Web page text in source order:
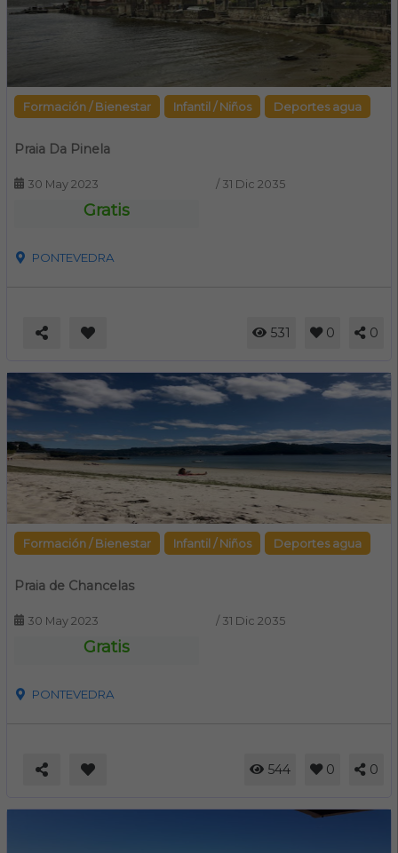
Formación / Bienestar Infantil / Niños Deportes agua
Praia Da Pinela
30 May 2023 / 31 Dic 2035
Gratis
PONTEVEDRA
531 0 0
Formación / Bienestar Infantil / Niños Deportes agua
Praia de Chancelas
30 May 2023 / 31 Dic 2035
Gratis
PONTEVEDRA
544 0 0